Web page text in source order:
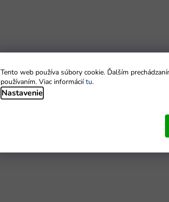
Tento web používa súbory cookie. Ďalším
používaním. Viac informáciítu.
Nastavenie